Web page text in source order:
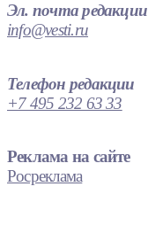
Эл. почта редакции
info@vesti.ru
Телефон редакции
+7 495 232 63 33
Реклама на сайте
Росреклама